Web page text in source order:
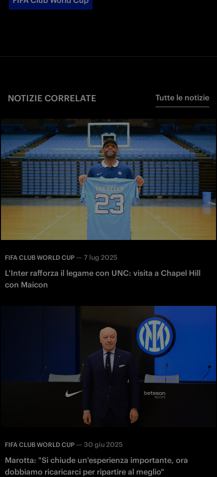
NOTIZIE CORRELATE Tutte le notizie
FIFA CLUB WORLD CUP — 7 lug 2025
L'Inter rafforza il legame con UNC: visita a Chapel Hill
con Maicon
FIFA CLUB WORLD CUP — 30 giu 2025
Marotta: "Si chiude un'esperienza importante, ora
dobbiamo ricaricarci per ripartire al meglio"